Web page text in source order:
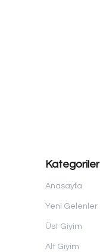
Kategoriler
Anasayfa
Yeni Gelenler
Üst Giyim
Alt Giyim